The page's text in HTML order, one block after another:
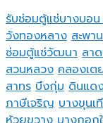
รับซ่อมตู้แช่บางบอน
วังทองหลาง สะพา
ซ่อมตู้แช่วัฒนา ลา
สวนหลวง คลองเต
สาทร บึงกุ่ม ดินแด
ภาษีเจริญ บางขุนเ